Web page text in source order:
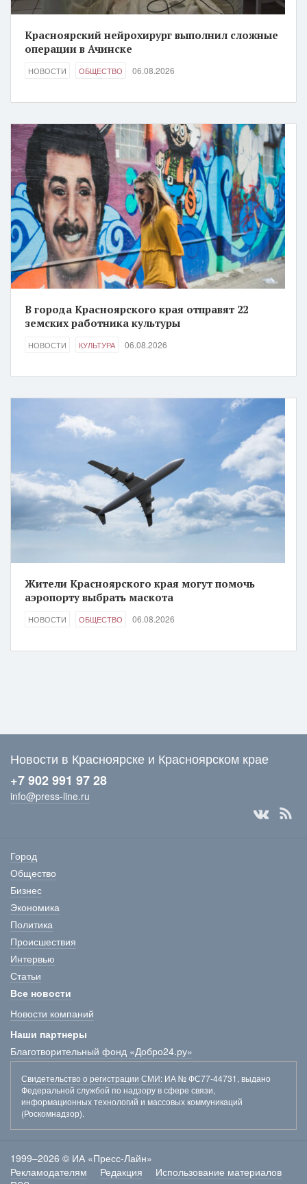
Красноярский нейрохирург выполнил сложные
операции в Ачинске
НОВОСТИ ОБЩЕСТВО 06.08.2026
В города Красноярского края отправят 22
земских работника культуры
НОВОСТИ КУЛЬТУРА 06.08.2026
Жители Красноярского края могут помочь
аэропорту выбрать маскота
НОВОСТИ ОБЩЕСТВО 06.08.2026
Новости в Красноярске и Красноярском крае
+7 902 991 97 28
info@press-line.ru
Город
Общество
Бизнес
Экономика
Политика
Происшествия
Интервью
Статьи
Все новости
Новости компаний
Наши партнеры
Благотворительный фонд «Добро24.ру»
Свидетельство о регистрации СМИ: ИА № ФС77-44731, выдано
Федеральной службой по надзору в сфере связи,
информационных технологий и массовых коммуникаций
(Роскомнадзор).
1999–2026 © ИА «Пресс-Лайн»
Рекламодателям
Редакция
Использование материалов